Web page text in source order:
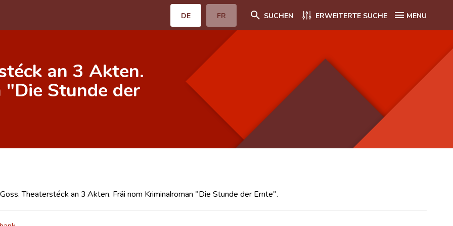
DE FR SUCHEN ERWEITERTE SUCHE MENU
an 3 Akten.
Stunde der
Theaterstéck an 3 Akten. Fräi nom Kriminalroman "Die Stunde der Ernte".